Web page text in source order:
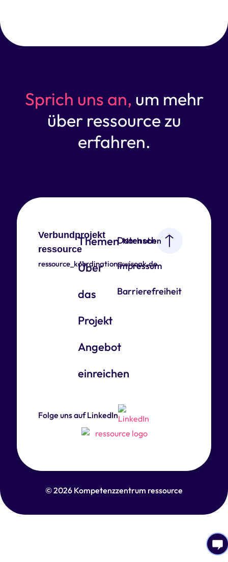
Sprich uns an, um mehr
über ressource zu
erfahren.
Verbundprojekt
ressource
ressource_koordination@wisoak.de
Themen
Über
das
Projekt
Angebot
einreichen
Datenschutz
Impressum
Barrierefreiheit
Nach oben
Folge uns auf LinkedIn
© 2026 Kompetenzzentrum ressource